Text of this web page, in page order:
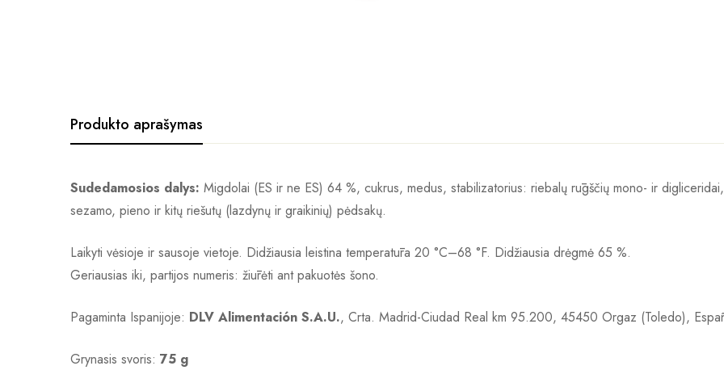
Produkto aprašymas
Sudedamosios dalys: Migdolai (ES ir ne ES) 64 %, cukrus, medus, stabilizatorius: riebalų rūgščių mono- ir
sezamo, pieno ir kitų riešutų (lazdynų ir graikinių) pėdsakų.
Laikyti vėsioje ir sausoje vietoje. Didžiausia leistina temperatūra 20 °C–68 °F. Didžiausia drėgmė 65 %.
Geriausias iki, partijos numeris: žiūrėti ant pakuotės šono.
Pagaminta Ispanijoje: DLV Alimentación S.A.U., Crta. Madrid-Ciudad Real km 95.200, 45450 Orgaz (Toledo),
Grynasis svoris: 75 g